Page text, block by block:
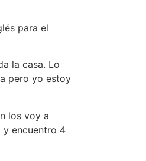
para el
la casa. Lo
pero yo estoy
los voy a
y encuentro 4